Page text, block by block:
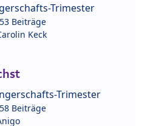
Trimester
Beiträge
Keck
Trimester
Beiträge